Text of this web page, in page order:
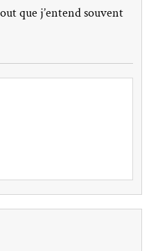
que j’entend souvent